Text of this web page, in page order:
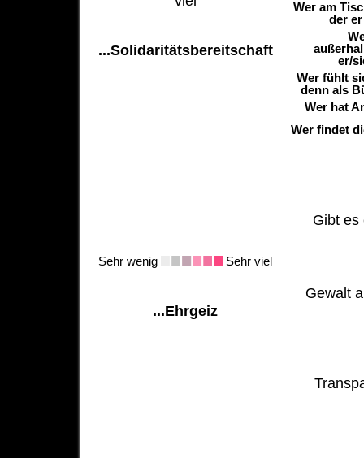
...Solidaritätsbereitschaft
Sehr wenig Sehr viel
...Ehrgeiz
Wer am
der
er/
Wer fühlt
denn als
Wer hat
Wer findet
Gibt es
Gewalt